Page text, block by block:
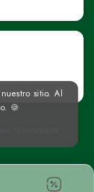
reservados.
sitio. Al
🍪